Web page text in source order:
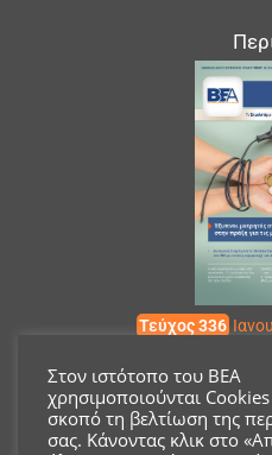
Τεύχος 336
Στον ιστότοπο του ΒΕΑ
χρησιμοποιούνται
σκοπό τη βελτίωση της
σας. Κάνοντας κλικ στο